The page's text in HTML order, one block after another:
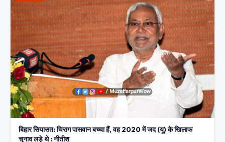
बिहार सियासत: चिराग पासवान बच्चा हैं, वह 2020 में जद (यू) के खिलाफ
चुनाव लड़े थे : नीतीश